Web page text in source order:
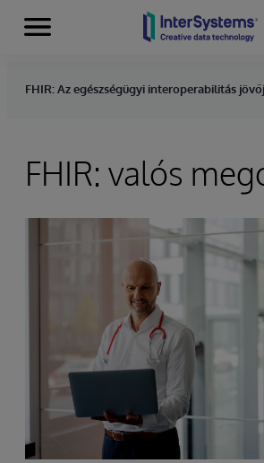
Skip to content
Menu
FHIR: Az egészségügyi interoperabilitás
FHIR: valós